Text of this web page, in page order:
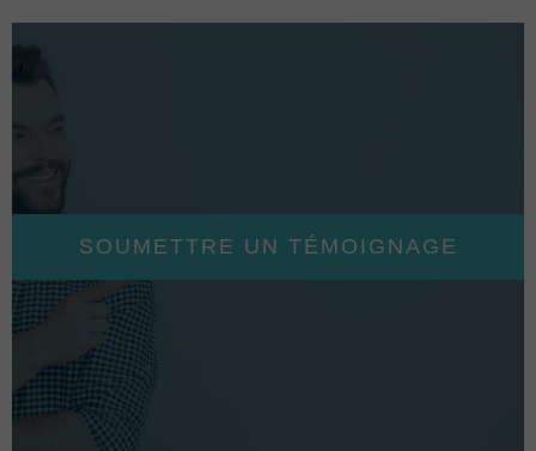
SOUMETTRE UN TÉMOIGNAGE